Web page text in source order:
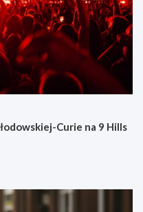
Curie na 9 Hills